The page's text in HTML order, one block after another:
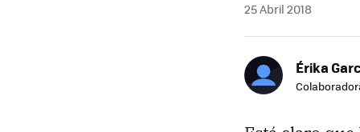
25 Abril 2018
Érika